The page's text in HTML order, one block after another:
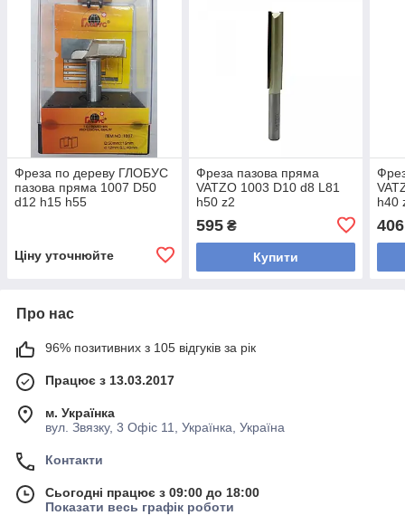
Фреза по дереву ГЛОБУС
пазова пряма 1007 D50
d12 h15 h55
Ціну уточнюйте
Фреза пазова пряма
VATZO 1003 D10 d8 L81
h50 z2
595₴
Купити
h40
406
Про нас
96% позитивних з 105 відгуків за рік
Працює з 13.03.2017
м. Українка
вул. Звязку, 3 Офіс 11, Українка, Україна
Контакти
Сьогодні працює з 09:00 до 18:00
Показати весь графік роботи